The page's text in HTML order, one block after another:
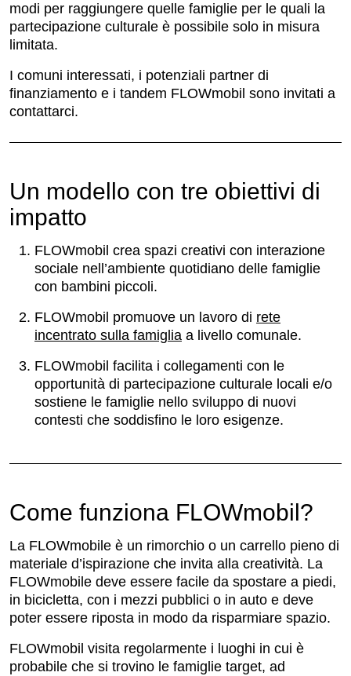
modi per raggiungere quelle famiglie per le quali la
partecipazione culturale è possibile solo in misura
limitata.
I comuni interessati, i potenziali partner di
finanziamento e i tandem FLOWmobil sono invitati a
contattarci.
Un modello con tre obiettivi di
impatto
FLOWmobil crea spazi creativi con interazione
sociale nell’ambiente quotidiano delle famiglie
con bambini piccoli.
FLOWmobil promuove un lavoro di rete
incentrato sulla famiglia a livello comunale.
FLOWmobil facilita i collegamenti con le
opportunità di partecipazione culturale locali e/o
sostiene le famiglie nello sviluppo di nuovi
contesti che soddisfino le loro esigenze.
Come funziona FLOWmobil?
La FLOWmobile è un rimorchio o un carrello pieno di
materiale d’ispirazione che invita alla creatività. La
FLOWmobile deve essere facile da spostare a piedi,
in bicicletta, con i mezzi pubblici o in auto e deve
poter essere riposta in modo da risparmiare spazio.
FLOWmobil visita regolarmente i luoghi in cui è
probabile che si trovino le famiglie target, ad